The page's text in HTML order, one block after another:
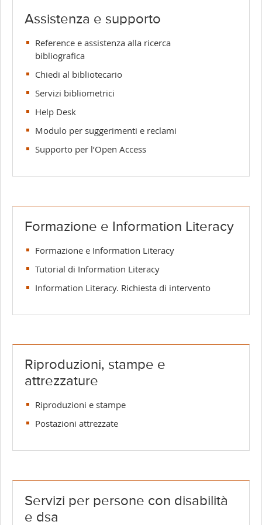
Assistenza e supporto
Reference e assistenza alla ricerca
bibliografica
Chiedi al bibliotecario
Servizi bibliometrici
Help Desk
Modulo per suggerimenti e reclami
Supporto per l’Open Access
Formazione e Information Literacy
Formazione e Information Literacy
Tutorial di Information Literacy
Information Literacy. Richiesta di intervento
Riproduzioni, stampe e
attrezzature
Riproduzioni e stampe
Postazioni attrezzate
Servizi per persone con disabilità
e dsa